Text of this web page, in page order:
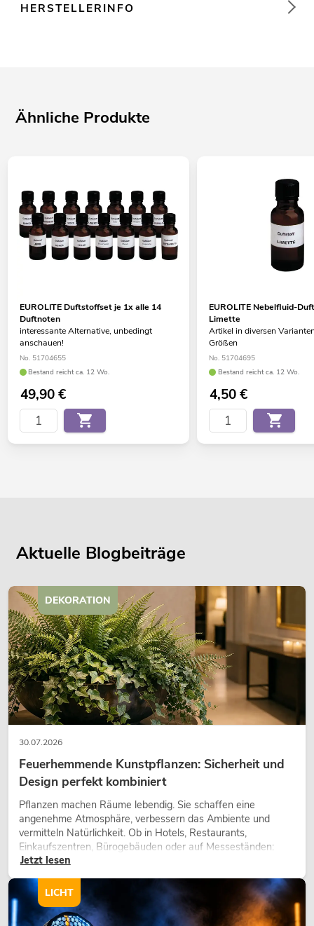
HERSTELLERINFO
Ähnliche Produkte
EUROLITE Duftstoffset je 1x alle 14
Duftnoten
interessante Alternative, unbedingt
anschauen!
No. 51704655
Bestand reicht ca. 12 Wo.
49,90€
EUROLITE Nebelfluid-
Limette
Artikel in diversen
Größen
No. 51704695
Bestand reicht ca. 12 Wo.
4,50€
Aktuelle Blogbeiträge
30.07.2026
Feuerhemmende Kunstpflanzen: Sicherheit und
Design perfekt kombiniert
Pflanzen machen Räume lebendig. Sie schaffen eine
angenehme Atmosphäre, verbessern das Ambiente und
vermitteln Natürlichkeit. Ob in Hotels, Restaurants,
Einkaufszentren, Bürogebäuden oder auf Messeständen:
eine hochwertige Begrünung gehört heute längst zum
Jetzt lesen
DEKORATION
LICHT